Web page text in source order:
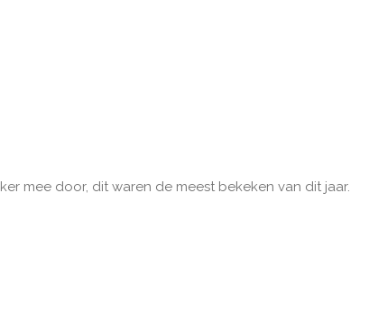
mee door, dit waren de meest bekeken van dit jaar.